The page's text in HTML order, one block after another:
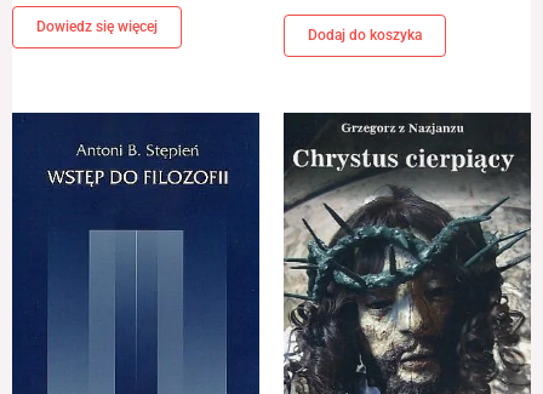
Dowiedz się więcej Dodaj do koszyka